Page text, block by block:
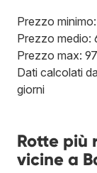
Prezzo
Prezzo medio:
Prezzo max:
Dati calcolati
giorni
Rotte più
vicine a